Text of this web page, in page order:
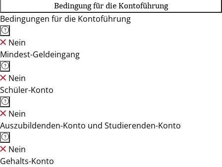
Bedingung für die Kontoführung
Bedingungen für die Kontoführung
Nein
Mindest-Geldeingang
Nein
Schüler-Konto
Nein
Auszubildenden-Konto und Studierenden-Konto
Nein
Gehalts-Konto